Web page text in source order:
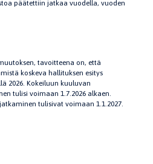
päätettiin jatkaa vuodella, vuoden
tavoitteena on, että
koskeva hallituksen esitys
2026. Kokeiluun kuuluvan
tulisi voimaan 1.7.2026 alkaen.
tulisivat voimaan 1.1.2027.